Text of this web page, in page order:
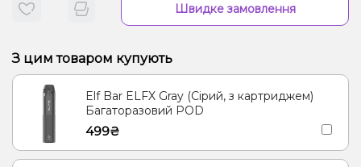
Швидке замовлення
З цим товаром купують
Elf Bar ELFX Gray (Сірий, з картриджем)
Багаторазовий POD
499₴